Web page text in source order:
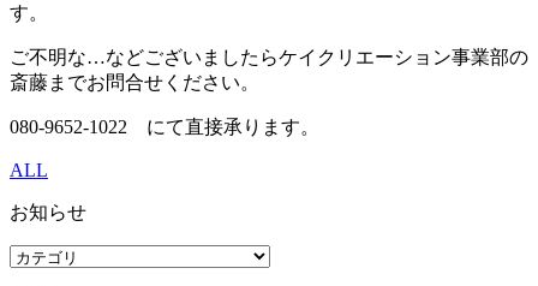
す。
ご不明な…などございましたらケイクリエーション事業部の
斎藤までお問合せください。
080-9652-1022 にて直接承ります。
ALL
お知らせ